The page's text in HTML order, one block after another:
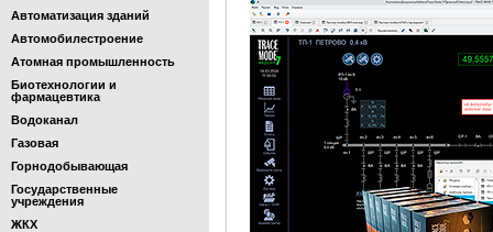
Автоматизация зданий
Автомобилестроение
Атомная промышленность
Биотехнологии и
фармацевтика
Водоканал
Газовая
Горнодобывающая
Государственные
учреждения
ЖКХ